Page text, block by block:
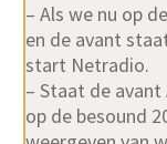
– Als we nu op
en de avant
start Netradio.
– Staat de avant
op de besound